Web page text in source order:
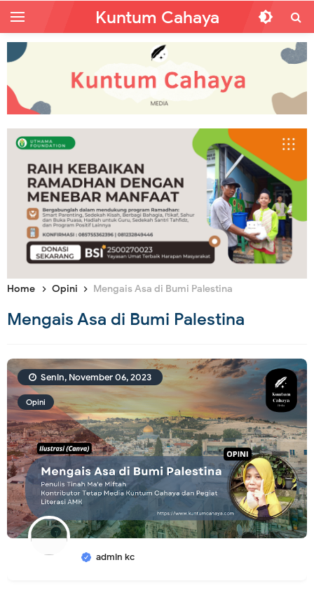
Kuntum Cahaya
Home Opini Mengais Asa di Bumi Palestina
Mengais Asa di Bumi Palestina
Opini
admin kc
Senin, November 06, 2023